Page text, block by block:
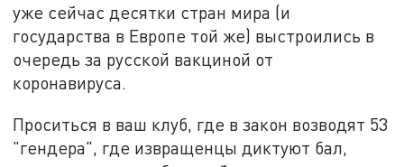
уже сейчас десятки стран мира (и
государства в Европе той же) выстроились в
очередь за русской вакциной от
коронавируса.
Проситься в ваш клуб, где в закон возводят 53
"гендера", где извращенцы диктуют бал,